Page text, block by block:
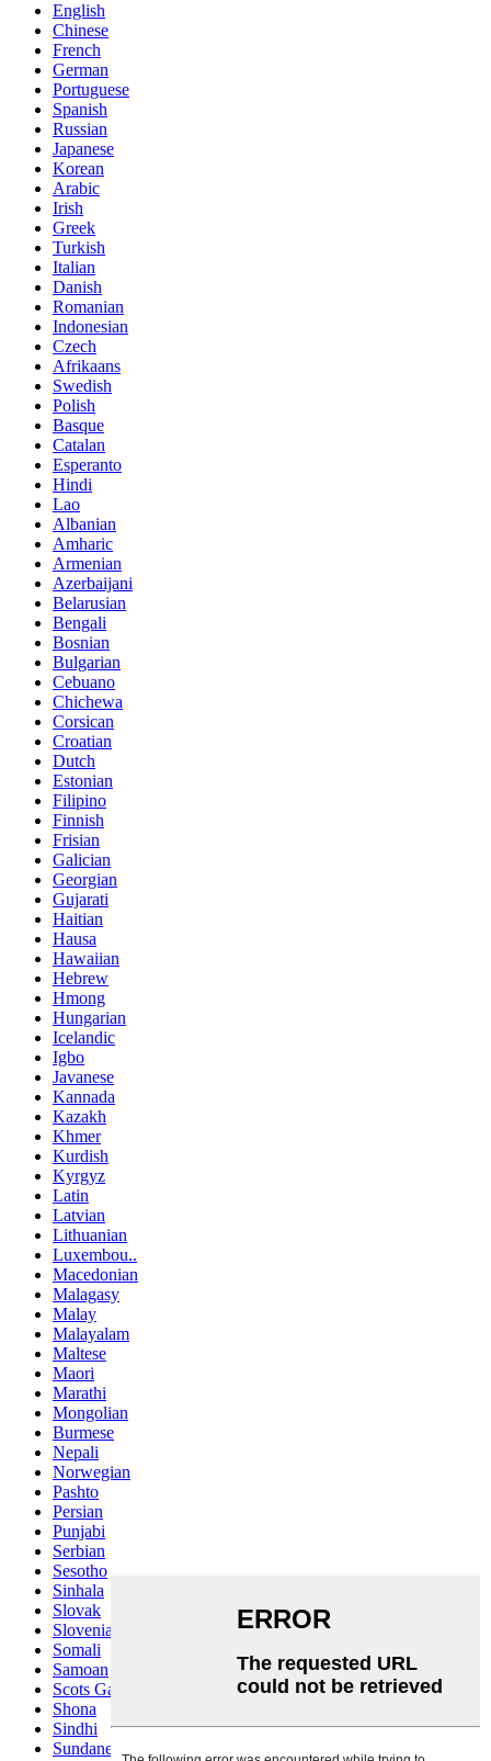
English
Chinese
French
German
Portuguese
Spanish
Russian
Japanese
Korean
Arabic
Irish
Greek
Turkish
Italian
Danish
Romanian
Indonesian
Czech
Afrikaans
Swedish
Polish
Basque
Catalan
Esperanto
Hindi
Lao
Albanian
Amharic
Armenian
Azerbaijani
Belarusian
Bengali
Bosnian
Bulgarian
Cebuano
Chichewa
Corsican
Croatian
Dutch
Estonian
Filipino
Finnish
Frisian
Galician
Georgian
Gujarati
Haitian
Hausa
Hawaiian
Hebrew
Hmong
Hungarian
Icelandic
Igbo
Javanese
Kannada
Kazakh
Khmer
Kurdish
Kyrgyz
Latin
Latvian
Lithuanian
Luxembou..
Macedonian
Malagasy
Malay
Malayalam
Maltese
Maori
Marathi
Mongolian
Burmese
Nepali
Norwegian
Pashto
Persian
Punjabi
Serbian
Sesotho
Sinhala
Slovak
Slovenian
Somali
Samoan
Scots Gaelic
Shona
Sindhi
Sundanese